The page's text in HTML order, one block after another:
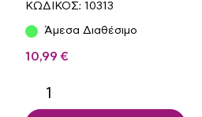
ΚΩΔΙΚΟΣ: 10313
Άμεσα Διαθέσιμο
10,99 €